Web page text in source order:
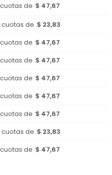
cuotas de $ 47,67
cuotas de $ 23,83
cuotas de $ 47,67
cuotas de $ 47,67
cuotas de $ 47,67
cuotas de $ 47,67
cuotas de $ 47,67
cuotas de $ 23,83
cuotas de $ 47,67